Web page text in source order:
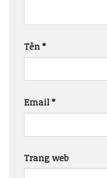
Tên*
Email*
Trang web